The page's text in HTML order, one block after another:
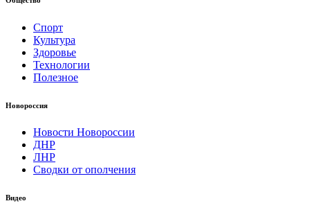
Спорт
Культура
Здоровье
Технологии
Полезное
Новороссия
Новости Новороссии
ДНР
ЛНР
Сводки от ополчения
Видео